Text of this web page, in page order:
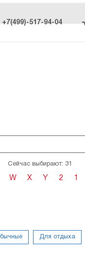
+7(499)-517-94-04
Сейчас выбирают: 31
W X Y 2 1
Для отдыха